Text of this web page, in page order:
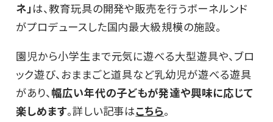
ネ」 は、教育玩具の開発や販売を行うボーネルンド
がプロデュースした国内最大級規模の施設。
園児から小学生まで元気に遊べる大型遊具や、ブロ
ック遊び、おままごと道具など乳幼児が遊べる遊具
があり、 幅広い年代の子どもが発達や興味に応じて
楽しめます。詳しい記事はこちら。